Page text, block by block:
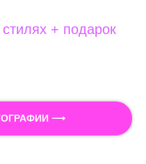
+ подарок
⟶